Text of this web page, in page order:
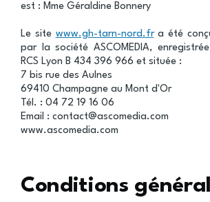
est : Mme Géraldine Bonnery
Le site www.gh-tarn-nord.fra été
par la société ASCOMEDIA,
RCS Lyon B 434 396 966 et située :
7 bis rue des Aulnes
69410 Champagne au Mont d'Or
Tél. : 04 72 19 16 06
Email : contact@ascomedia.com
www.ascomedia.com
Conditions